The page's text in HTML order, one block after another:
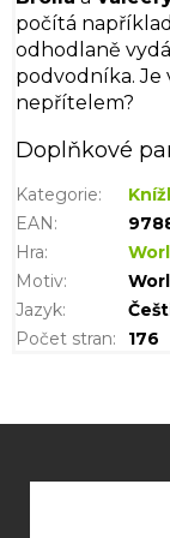
počítá
odhodlaně
podvodníka. Je
nepřítelem?
Doplňkové
Kategorie:
EAN:
Hra:
Motiv:
Jazyk:
Počet stran: 176